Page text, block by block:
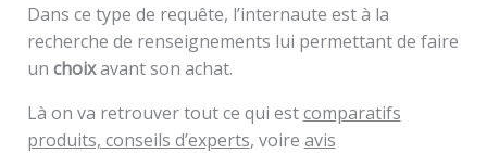
Dans ce type de requête, l’internaute est à la
recherche de renseignements lui permettant de faire
un choixavant son achat.
Là on va retrouver tout ce qui estcomparatifs
produits, conseils d’experts, voire avis